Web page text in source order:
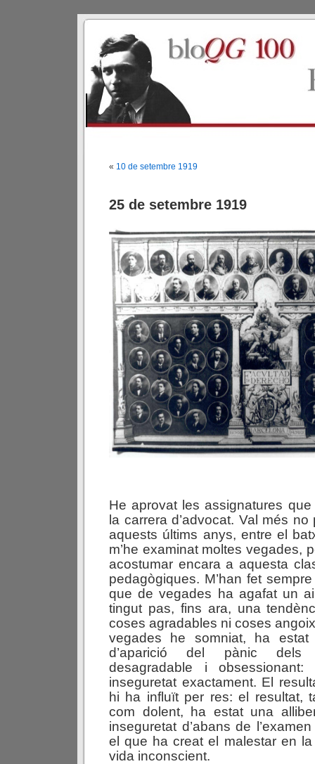
« 10 de setembre 1919
25 de setembre 1919
He aprovat les assignatures
la carrera d’advocat. Val més
aquests últims anys, entre el
m’he examinat moltes vegades,
acostumar encara a aquesta
pedagògiques. M’han fet
que de vegades ha agafat un
tingut pas, fins ara, una
coses agradables ni coses
vegades he somniat, ha
d’aparició del pànic dels
desagradable i
inseguretat exactament. El
hi ha influït per res: el resultat,
com dolent, ha estat una
inseguretat d’abans de
el que ha creat el malestar en
vida inconscient.